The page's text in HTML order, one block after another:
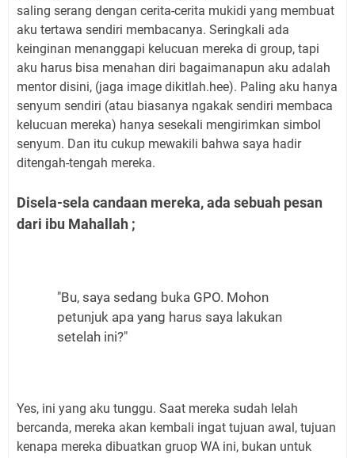
saling serang dengan cerita-cerita mukidi yang membuat
aku tertawa sendiri membacanya. Seringkali ada
keinginan menanggapi kelucuan mereka di group, tapi
aku harus bisa menahan diri bagaimanapun aku adalah
mentor disini, (jaga image dikitlah.hee). Paling aku hanya
senyum sendiri (atau biasanya ngakak sendiri membaca
kelucuan mereka) hanya sesekali mengirimkan simbol
senyum. Dan itu cukup mewakili bahwa saya hadir
ditengah-tengah mereka.
Disela-sela candaan mereka, ada sebuah pesan
dari ibu Mahallah ;
"Bu, saya sedang buka GPO. Mohon
petunjuk apa yang harus saya lakukan
setelah ini?"
Yes, ini yang aku tunggu. Saat mereka sudah lelah
bercanda, mereka akan kembali ingat tujuan awal, tujuan
kenapa mereka dibuatkan gruop WA ini, bukan untuk